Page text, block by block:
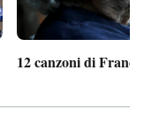
12 canzoni di